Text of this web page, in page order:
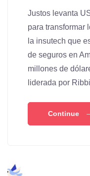
Justos levanta
para transformar
la insutech que
de seguros en
millones de
liderada por
Continue